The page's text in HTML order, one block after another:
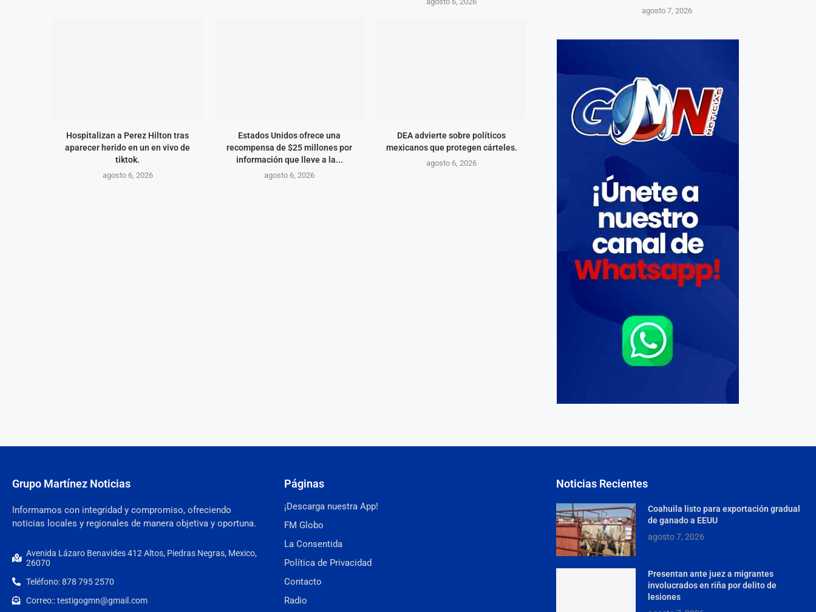
Hospitalizan a Perez Hilton tras
aparecer herido en un en vivo de
tiktok.
agosto 6, 2026
Estados Unidos ofrece una
recompensa de $25 millones por
información que lleve a la...
agosto 6, 2026
DEA advierte sobre políticos
mexicanos que protegen cárteles.
agosto 6, 2026
agosto 7, 2026
Grupo Martínez Noticias
Informamos con integridad y compromiso, ofreciendo
noticias locales y regionales de manera objetiva y oportuna.
Avenida Lázaro Benavides 412 Altos, Piedras Negras, Mexico,
26070
Teléfono: 878 795 2570
Correo:: testigogmn@gmail.com
Páginas
¡Descarga nuestra App!
FM Globo
La Consentida
Política de Privacidad
Contacto
Radio
Noticias Recientes
Coahuila listo para exportación gradual
de ganado a EEUU
agosto 7, 2026
Presentan ante juez a migrantes
involucrados en riña por delito de
lesiones